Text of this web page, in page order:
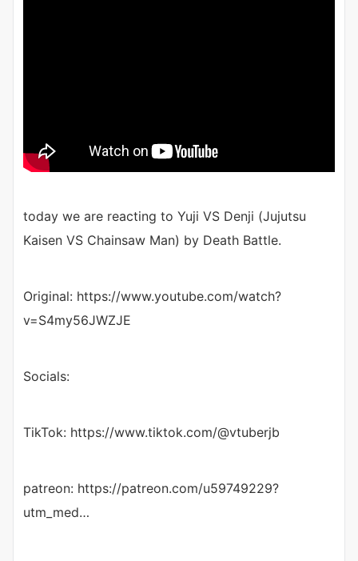
today we are reacting to Yuji VS Denji (Jujutsu
Kaisen VS Chainsaw Man) by Death Battle.
Original: https://www.youtube.com/watch?
v=S4my56JWZJE
Socials:
TikTok: https://www.tiktok.com/@vtuberjb
patreon: https://patreon.com/u59749229?
utm_med…